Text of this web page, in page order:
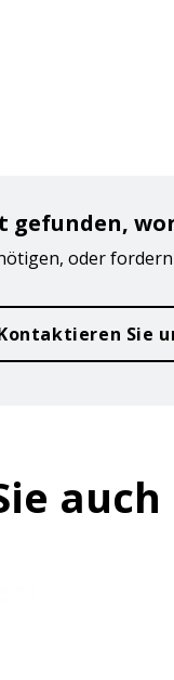
gefunden,
oder
Sie